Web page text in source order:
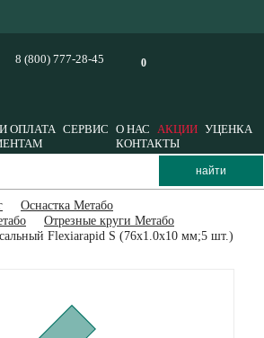
0
8 (800) 777-28-45
ОПЛАТА СЕРВИС О НАС АКЦИИ УЦЕНКА
КОНТАКТЫ
Оснастка Метабо
Отрезные круги Метабо
Flexiarapid S (76x1.0х10 мм;5 шт.)